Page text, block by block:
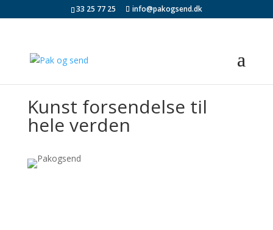
33 25 77 25 info@pakogsend.dk
Kunst forsendelse til
hele verden